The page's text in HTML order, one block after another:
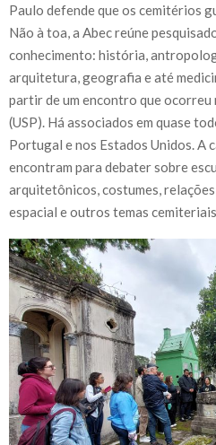
Paulo defende que os cemitérios
Não à toa, a Abec reúne
conhecimento: história,
arquitetura, geografia e até
partir de um encontro que ocorreu
(USP). Há associados em quase
Portugal e nos Estados Unidos. A
encontram para debater sobre
arquitetônicos, costumes,
espacial e outros temas